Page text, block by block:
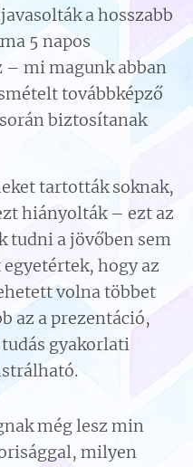
a hosszabb
5 napos
– mi magunk abban
továbbképző
biztosítanak
tartották soknak,
hiányolták – ezt az
tudni a jövőben sem
hogy az
volna többet
az a prezentáció,
gyakorlati
még lesz min
milyen